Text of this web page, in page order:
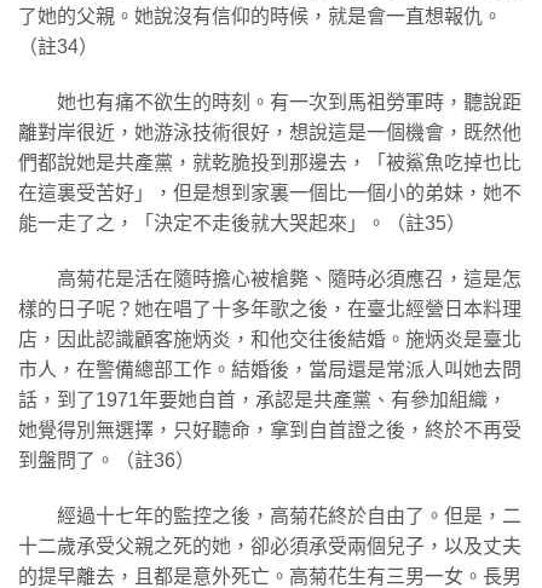
了她的父親。她說沒有信仰的時候，就是會一直想報仇。
（註34）
她也有痛不欲生的時刻。有一次到馬祖勞軍時，聽說距
離對岸很近，她游泳技術很好，想說這是一個機會，既然他
們都說她是共產黨，就乾脆投到那邊去，「被鯊魚吃掉也比
在這裏受苦好」，但是想到家裏一個比一個小的弟妹，她不
能一走了之，「決定不走後就大哭起來」。（註35）
高菊花是活在隨時擔心被槍斃、隨時必須應召，這是怎
樣的日子呢？她在唱了十多年歌之後，在臺北經營日本料理
店，因此認識顧客施炳炎，和他交往後結婚。施炳炎是臺北
市人，在警備總部工作。結婚後，當局還是常派人叫她去問
話，到了1971年要她自首，承認是共產黨、有參加組織，
她覺得別無選擇，只好聽命，拿到自首證之後，終於不再受
到盤問了。（註36）
經過十七年的監控之後，高菊花終於自由了。但是，二
十二歲承受父親之死的她，卻必須承受兩個兒子，以及丈夫
的提早離去，且都是意外死亡。高菊花生有三男一女。長男